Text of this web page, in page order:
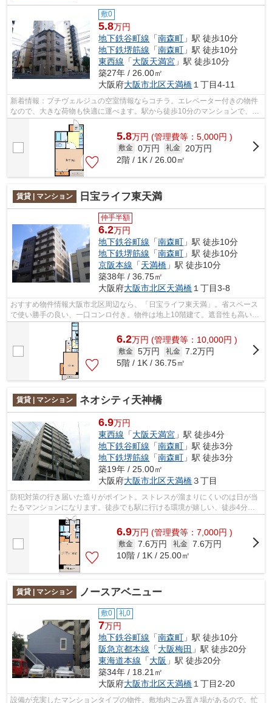
敷0
5.8万円
地下鉄谷町線 「南森町 」駅 徒歩10分
地下鉄堺筋線 「南森町 」駅 徒歩10分
東西線 「大阪天満宮 」駅 徒歩10分
築27年 / 26.00㎡
大阪府大阪市北区天満橋 １丁目4-11
新着情報：プチヴェルジュの空室情報ならコチラ。エレベーター付きの物件
なので、大きな荷物も快適に運べます。駅から徒歩10分のマンションで、電
車での通勤も十分便利な立地です。設...
5.8万円 (管理費等：5,000円 )
敷金 0万円 礼金
20万円
2階 / 1K / 26.00㎡
賃貸 | マンション 日宝ライフ東天満
仲手半額
6.2万円
地下鉄谷町線 「南森町 」駅 徒歩10分
地下鉄堺筋線 「南森町 」駅 徒歩10分
京阪本線 「天満橋 」駅 徒歩10分
築38年 / 36.75㎡
大阪府大阪市北区天満橋 １丁目3-8
おすすめ物件情報大阪市北区周辺なら、「日宝ライフ東天満」。省スペース
で使い勝手の良い、一口コンロ付き。物件は地上10階建て。遮音性も高い
RC構造の物件。マンションタイプの物件...
6.2万円 (管理費等：10,000円 )
敷金 5万円 礼金 7.2万円
5階 / 1K / 36.75㎡
賃貸 | マンション ネオシティ天神橋
6.9万円
東西線 「大阪天満宮 」駅 徒歩4分
地下鉄谷町線 「南森町 」駅 徒歩3分
地下鉄堺筋線 「南森町 」駅 徒歩3分
築19年 / 25.00㎡
大阪府大阪市北区天満橋３丁目
防犯対策の行き届いた造りがポイント。ストレスが溜まりにくいのは日が当
たるマンションになります。徒歩でも駅に行ける環境が嬉しい、徒歩4分に
駅のある物件です。ニーズのあるエレベ...
6.9万円 (管理費等：7,000円 )
敷金 7.6万円 礼金 7.6万円
10階 / 1K / 25.00㎡
賃貸 | マンション ノースアベニュー
敷0 礼0
7万円
地下鉄谷町線 「南森町 」駅 徒歩10分
阪急京都本線 「大阪梅田 」駅 徒歩20分
東海道本線 「大阪 」駅 徒歩20分
築34年 / 18.21㎡
大阪府大阪市北区天満橋１丁目2-20
設備が充実したマンションタイプの物件。敷地内ごみ置き場があるので、忙